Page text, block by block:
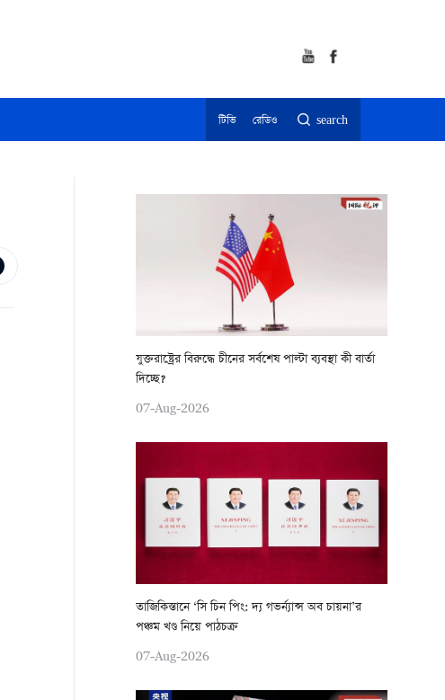
টিভি রেডিও search
যুক্তরাষ্ট্রের বিরুদ্ধে চীনের সর্বশেষ পাল্টা ব্যবস্থা কী বার্তা
দিচ্ছে?
07-Aug-2026
তাজিকিস্তানে ‘সি চিন পিং: দ্য গভর্ন্যান্স অব চায়না’র
পঞ্চম খণ্ড নিয়ে পাঠচক্র
07-Aug-2026